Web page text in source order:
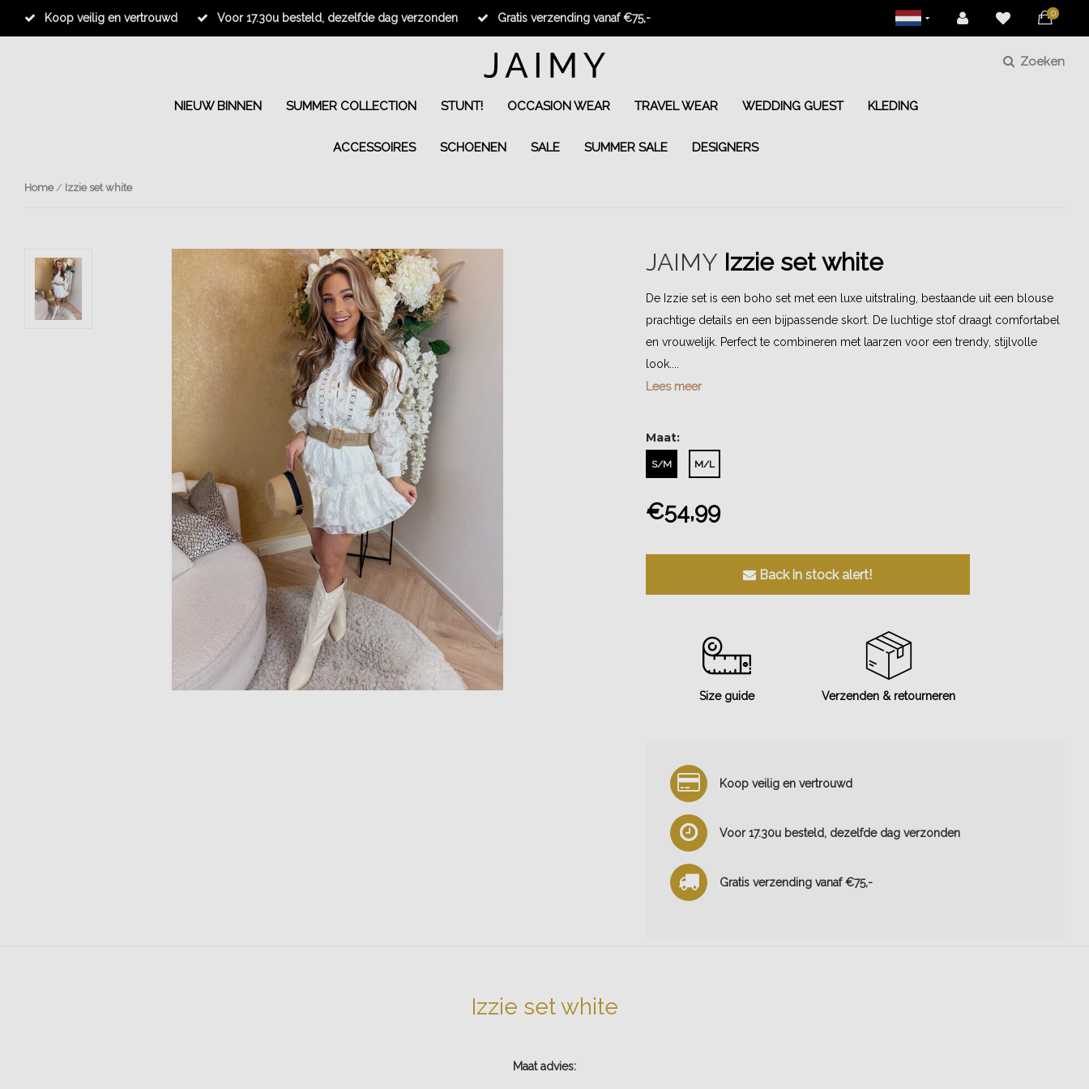
Koop veilig en vertrouwd Voor 17.30u besteld, dezelfde dag verzonden Gratis verzending vanaf €75,- 0
Zoeken
NIEUW BINNEN SUMMER COLLECTION STUNT! OCCASION WEAR TRAVEL WEAR WEDDING GUEST KLEDING
ACCESSOIRES SCHOENEN SALE SUMMER SALE DESIGNERS
Home/ Izzie set white
JAIMY Izzie set white
De Izzie set is een boho set met een luxe uitstraling, bestaande uit een blouse
prachtige details en een bijpassende skort. De luchtige stof draagt comfortabel
en vrouwelijk. Perfect te combineren met laarzen voor een trendy, stijlvolle
look....
Lees meer
Maat:
S/M M/L
€54,99
Back in stock alert!
Size guide Verzenden & retourneren
Koop veilig en vertrouwd
Voor 17.30u besteld, dezelfde dag verzonden
Gratis verzending vanaf €75,-
Izzie set white
Maat advies: